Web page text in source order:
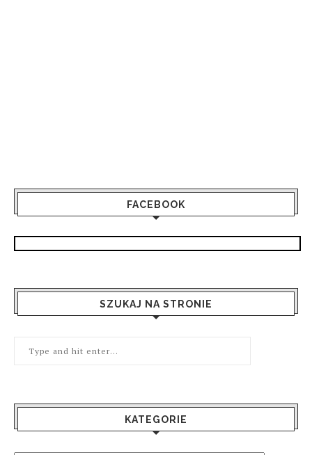
FACEBOOK
SZUKAJ NA STRONIE
KATEGORIE